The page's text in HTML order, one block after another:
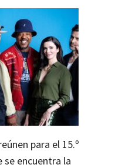
para el 15.º
se encuentra la